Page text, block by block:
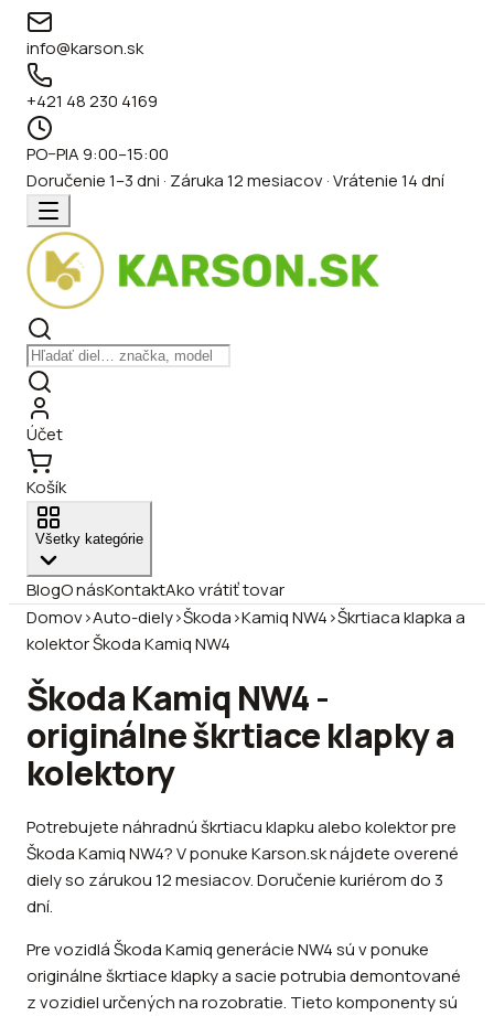
info@karson.sk
+421 48 230 4169
PO–PIA 9:00–15:00
Doručenie 1–3 dni · Záruka 12 mesiacov · Vrátenie 14 dní
Účet
Košík
Všetky kategórie
BlogO násKontaktAko vrátiť tovar
Domov›Auto-diely›Škoda›Kamiq NW4›Škrtiaca klapka a
kolektor Škoda Kamiq NW4
Škoda Kamiq NW4 -
originálne škrtiace klapky a
kolektory
Potrebujete náhradnú škrtiacu klapku alebo kolektor pre
Škoda Kamiq NW4? V ponuke Karson.sk nájdete overené
diely so zárukou 12 mesiacov. Doručenie kuriérom do 3
dní.
Pre vozidlá Škoda Kamiq generácie NW4 sú v ponuke
originálne škrtiace klapky a sacie potrubia demontované
z vozidiel určených na rozobratie. Tieto komponenty sú